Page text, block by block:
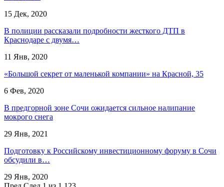
15 Дек, 2020
В полиции рассказали подробности жесткого ДТП в
Краснодаре с двумя…
11 Янв, 2020
«Большой секрет от маленькой компании» на Красной, 35
6 Фев, 2020
В предгорной зоне Сочи ожидается сильное налипание
мокрого снега
29 Янв, 2021
Подготовку к Российскому инвестиционному форуму в Сочи
обсудили в…
29 Янв, 2020